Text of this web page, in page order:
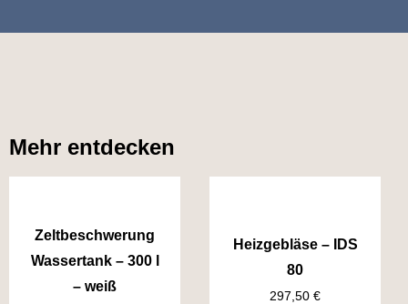
Mehr entdecken
Zeltbeschwerung
Wassertank – 300 l
– weiß
Heizgebläse – IDS
80
297,50 €